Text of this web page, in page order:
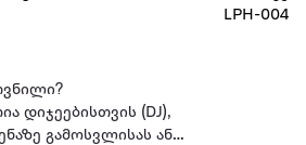
LPH-004
დიჯეებისთვის (DJ),
გამოსვლისას ან